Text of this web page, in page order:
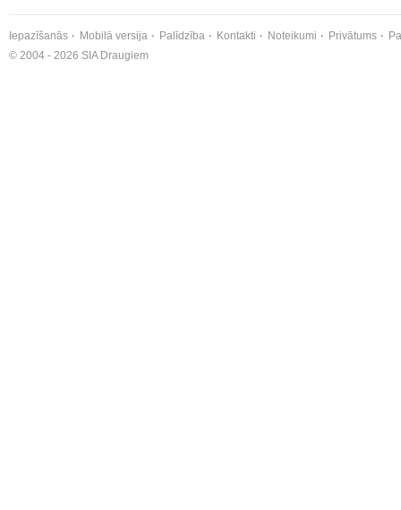
Iepazīšanās Mobilā versija Palīdzība Kontakti Noteikumi Privātums
© 2004 - 2026 SIA Draugiem